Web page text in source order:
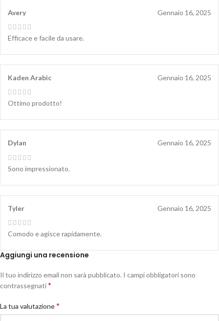
Avery Gennaio 16, 2025
Efficace e facile da usare.
Kaden Arabic Gennaio 16, 2025
Ottimo prodotto!
Dylan Gennaio 16, 2025
Sono impressionato.
Tyler Gennaio 16, 2025
Comodo e agisce rapidamente.
Aggiungi una recensione
Il tuo indirizzo email non sarà pubblicato. I campi obbligatori sono
contrassegnati*
La tua valutazione*